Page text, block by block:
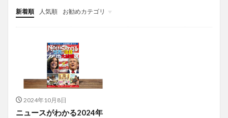
新着順 人気順
お勧めカテゴリ
投稿
学び
マンガ
電子書籍
2024年10月8日
ニュースがわかる2024年